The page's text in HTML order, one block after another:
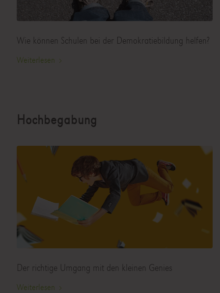
Wie können Schulen bei der Demokratiebildung helfen?
Weiterlesen
Hochbegabung
Der richtige Umgang mit den kleinen Genies
Weiterlesen